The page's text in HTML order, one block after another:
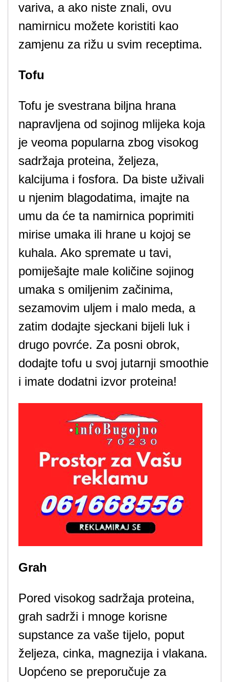
variva, a ako niste znali, ovu
namirnicu možete koristiti kao
zamjenu za rižu u svim receptima.
Tofu
Tofu je svestrana biljna hrana
napravljena od sojinog mlijeka koja
je veoma popularna zbog visokog
sadržaja proteina, željeza,
kalcijuma i fosfora. Da biste uživali
u njenim blagodatima, imajte na
umu da će ta namirnica poprimiti
mirise umaka ili hrane u kojoj se
kuhala. Ako spremate u tavi,
pomiješajte male količine sojinog
umaka s omiljenim začinima,
sezamovim uljem i malo meda, a
zatim dodajte sjeckani bijeli luk i
drugo povrće. Za posni obrok,
dodajte tofu u svoj jutarnji smoothie
i imate dodatni izvor proteina!
Grah
Pored visokog sadržaja proteina,
grah sadrži i mnoge korisne
supstance za vaše tijelo, poput
željeza, cinka, magnezija i vlakana.
Uopćeno se preporučuje za